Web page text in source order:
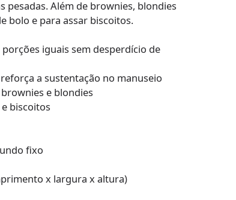
pesadas. Além de brownies, blondies
bolo e para assar biscoitos.
iguais sem desperdício de
a sustentação no manuseio
e blondies
biscoitos
fixo
x largura x altura)